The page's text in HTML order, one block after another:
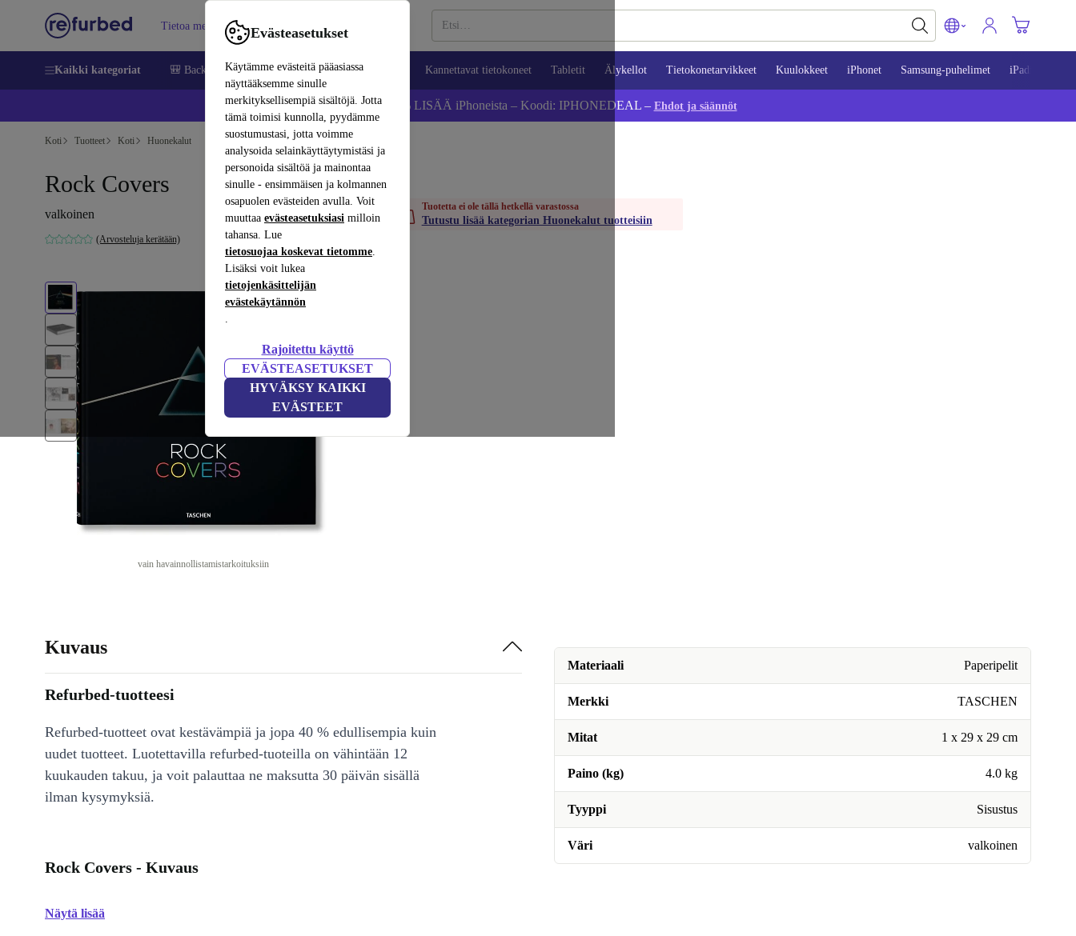
Evästeasetukset
Käytämme evästeitä pääasiassa
näyttääksemme sinulle
merkityksellisempiä sisältöjä. Jotta
tämä toimisi kunnolla, pyydämme
suostumustasi, jotta voimme
analysoida selainkäyttäytymistäsi ja
personoida sisältöä ja mainontaa
sinulle - ensimmäisen ja kolmannen
osapuolen evästeiden avulla. Voit
muuttaa evästeasetuksiasi milloin
tahansa. Lue
tietosuojaa koskevat tietomme.
Lisäksi voit lukea
tietojenkäsittelijän
evästekäytännön
.
Rajoitettu käyttö
EVÄSTEASETUKSET
HYVÄKSY KAIKKI
EVÄSTEET
Tietoa meistä Myy Apua
Kaikki kategoriat 🎒 Back to school Matkapuhelimet ja älypuhelimet Kannettavat tietokoneet Tabletit Älykellot Tietokonetarvikkeet Kuulokkeet iPhonet Samsung-puhelimet iPadit
📱 Säästä 5 % LISÄÄ iPhoneista – Koodi: IPHONEDEAL – Ehdot ja säännöt
Koti Tuotteet Koti Huonekalut
Rock Covers
valkoinen
(Arvosteluja kerätään)
vain havainnollistamistarkoituksiin
Tuotetta ei ole tällä hetkellä varastossa
Tutustu lisää kategorian Huonekalut tuotteisiin
Materiaali Paperipelit
Merkki TASCHEN
Mitat 1 x 29 x 29 cm
Paino (kg) 4.0 kg
Tyyppi Sisustus
Väri valkoinen
Kuvaus
Refurbed-tuotteesi
Refurbed-tuotteet ovat kestävämpiä ja jopa 40 % edullisempia kuin
uudet tuotteet. Luotettavilla refurbed-tuoteilla on vähintään 12
kuukauden takuu, ja voit palauttaa ne maksutta 30 päivän sisällä
ilman kysymyksiä.
Rock Covers - Kuvaus
Näytä lisää